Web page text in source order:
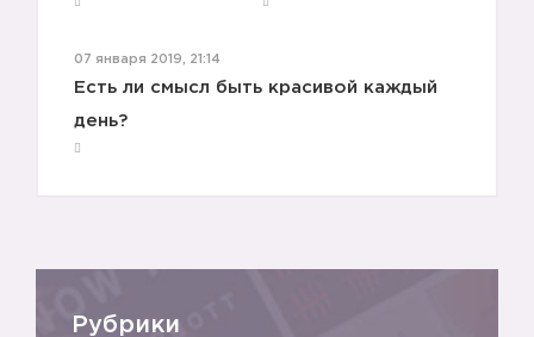
07 января 2019, 21:14
Есть ли смысл быть красивой каждый
день?
Рубрики